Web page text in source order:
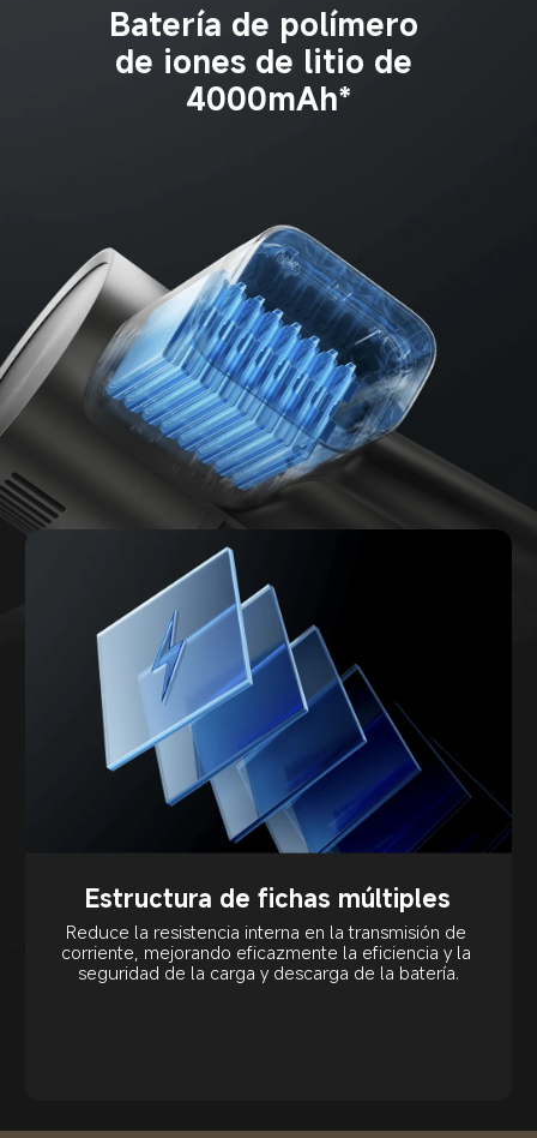
Batería de polímero
de iones de litio de
4000mAh*
Estructura de fichas múltiples
Reduce la resistencia interna en la transmisión de
corriente, mejorando eficazmente la eficiencia y la
seguridad de la carga y descarga de la batería.